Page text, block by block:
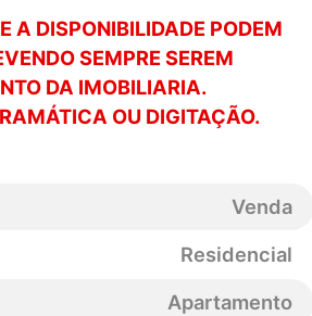
A DISPONIBILIDADE PODEM
SEMPRE SEREM
DA IMOBILIARIA.
OU DIGITAÇÃO.
Venda
Residencial
Apartamento